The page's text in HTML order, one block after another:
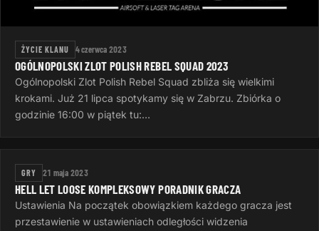
ŻYCIE KLANU 4 czerwca 2023
OGÓLNOPOLSKI ZLOT POLISH REBEL SQUAD 2023
Ogólnopolski Zlot Polish Rebel Squad zbliża się wielkimi
krokami. Już 21 lipca spotykamy się w Zabrzu. Zbiórka o
godzinie 16:00 w piątek tu:
GRY 21 maja 2023
HELL LET LOOSE KOMPLEKSOWY PORADNIK GRACZA
Ustawienia Na początek obowiązkiem każdego gracza jest
przestawienie w ustawieniach odległości widzenia